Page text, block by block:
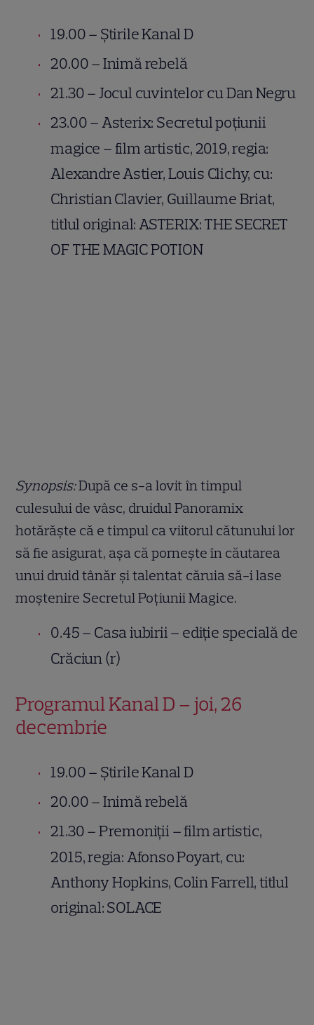
19.00 – Știrile Kanal D
20.00 – Inimă rebelă
21.30 – Jocul cuvintelor cu Dan Negru
23.00 – Asterix: Secretul poțiunii
magice – film artistic, 2019, regia:
Alexandre Astier, Louis Clichy, cu:
Christian Clavier, Guillaume Briat,
titlul original: ASTERIX: THE SECRET
OF THE MAGIC POTION
Synopsis:După ce s-a lovit în timpul
culesului de vâsc, druidul Panoramix
hotărăște că e timpul ca viitorul cătunului lor
să fie asigurat, așa că pornește în căutarea
unui druid tânăr și talentat căruia să-i lase
moștenire Secretul Poțiunii Magice.
0.45 – Casa iubirii – ediție specială de
Crăciun (r)
Programul Kanal D – joi, 26
decembrie
19.00 – Știrile Kanal D
20.00 – Inimă rebelă
21.30 – Premoniții – film artistic,
2015, regia: Afonso Poyart, cu:
Anthony Hopkins, Colin Farrell, titlul
original: SOLACE